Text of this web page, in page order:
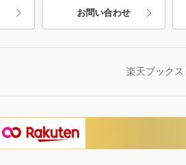
お問い合わせ
楽天ブック